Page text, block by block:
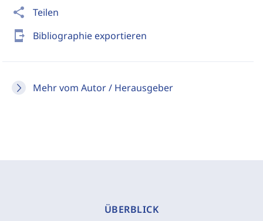
share Teilen
send_to_mobile Bibliographie exportieren
Mehr vom Autor / Herausgeber
ÜBERBLICK